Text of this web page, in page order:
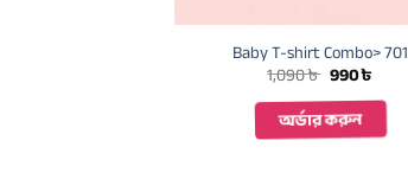
Baby T-shirt Combo> 701
1,090৳ Original
price
was:
1,090 ৳ .
990৳
is:
990 ৳ .
অর্ডার করুন